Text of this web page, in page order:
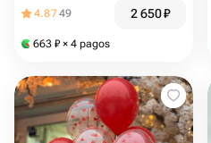
4.8749 2 650₽
663 ₽ × 4 pagos